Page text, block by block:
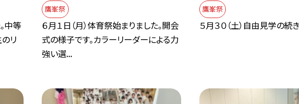
中等
リ
鷹峯祭
６月１日（月）体育祭始まりました。開会
式の様子です。カラーリーダーによる力
強い選...
鷹峯祭
５月３０（土）自由見学の続